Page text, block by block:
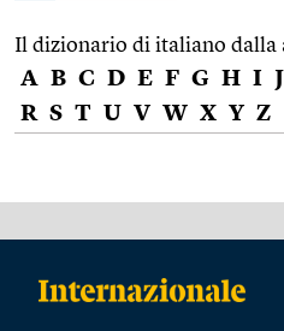
Il dizionario di italiano dalla
A B C D E F G H I J
R S T U V W X Y Z